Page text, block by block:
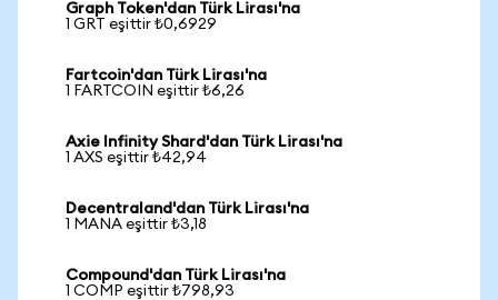
Graph Token'dan Türk Lirası'na
1 GRT eşittir ₺0,6929
Fartcoin'dan Türk Lirası'na
1 FARTCOIN eşittir ₺6,26
Axie Infinity Shard'dan Türk Lirası'na
1 AXS eşittir ₺42,94
Decentraland'dan Türk Lirası'na
1 MANA eşittir ₺3,18
Compound'dan Türk Lirası'na
1 COMP eşittir ₺798,93